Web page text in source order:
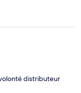
distributeur